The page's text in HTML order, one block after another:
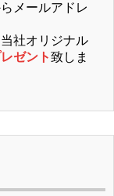
メールアドレ
社オリジナル
ゼント致しま